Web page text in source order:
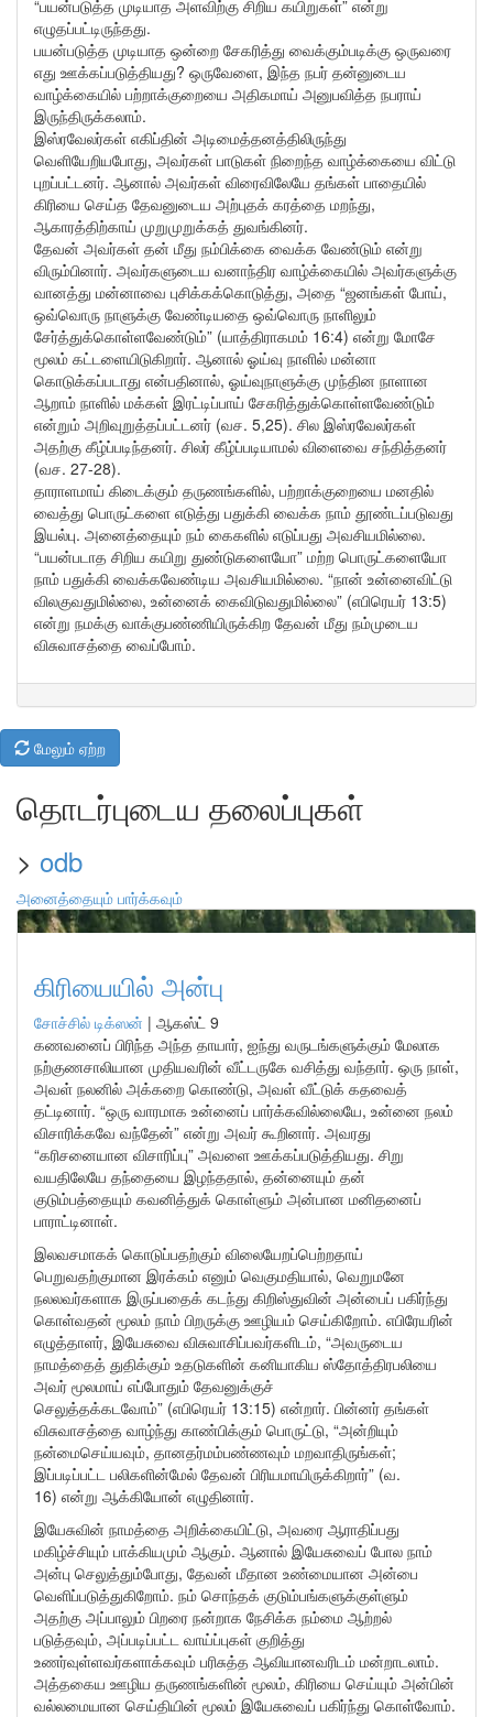
“பயன்படுத்த முடியாத அளவிற்கு சிறிய கயிறுகள்” என்று
எழுதப்பட்டிருந்தது.
பயன்படுத்த முடியாத ஒன்றை சேகரித்து வைக்கும்படிக்கு ஒருவரை
எது ஊக்கப்படுத்தியது? ஒருவேளை, இந்த நபர் தன்னுடைய
வாழ்க்கையில் பற்றாக்குறையை அதிகமாய் அனுபவித்த நபராய்
இருந்திருக்கலாம்.
இஸ்ரவேலர்கள் எகிப்தின் அடிமைத்தனத்திலிருந்து
வெளியேறியபோது, அவர்கள் பாடுகள் நிறைந்த வாழ்க்கையை விட்டு
புறப்பட்டனர். ஆனால் அவர்கள் விரைவிலேயே தங்கள் பாதையில்
கிரியை செய்த தேவனுடைய அற்புதக் கரத்தை மறந்து,
ஆகாரத்திற்காய் முறுமுறுக்கத் துவங்கினர்.
தேவன் அவர்கள் தன் மீது நம்பிக்கை வைக்க வேண்டும் என்று
விரும்பினார். அவர்களுடைய வனாந்திர வாழ்க்கையில் அவர்களுக்கு
வானத்து மன்னாவை புசிக்கக்கொடுத்து, அதை “ஜனங்கள் போய்,
ஒவ்வொரு நாளுக்கு வேண்டியதை ஒவ்வொரு நாளிலும்
சேர்த்துக்கொள்ளவேண்டும்” (யாத்திராகமம் 16:4) என்று மோசே
மூலம் கட்டளையிடுகிறார். ஆனால் ஓய்வு நாளில் மன்னா
கொடுக்கப்படாது என்பதினால், ஓய்வுநாளுக்கு முந்தின நாளான
ஆறாம் நாளில் மக்கள் இரட்டிப்பாய் சேகரித்துக்கொள்ளவேண்டும்
என்றும் அறிவுறுத்தப்பட்டனர் (வச. 5,25). சில இஸ்ரவேலர்கள்
அதற்கு கீழ்ப்படிந்தனர். சிலர் கீழ்ப்படியாமல் விளைவை சந்தித்தனர்
(வச. 27-28).
தாராளமாய் கிடைக்கும் தருணங்களில், பற்றாக்குறையை மனதில்
வைத்து பொருட்களை எடுத்து பதுக்கி வைக்க நாம் தூண்டப்படுவது
இயல்பு. அனைத்தையும் நம் கைகளில் எடுப்பது அவசியமில்லை.
“பயன்படாத சிறிய கயிறு துண்டுகளையோ” மற்ற பொருட்களையோ
நாம் பதுக்கி வைக்கவேண்டிய அவசியமில்லை. “நான் உன்னைவிட்டு
விலகுவதுமில்லை, உன்னைக் கைவிடுவதுமில்லை” (எபிரெயர் 13:5)
என்று நமக்கு வாக்குபண்ணியிருக்கிற தேவன் மீது நம்முடைய
விசுவாசத்தை வைப்போம்.
மேலும் ஏற்ற
தொடர்புடைய தலைப்புகள்
> odb
அனைத்தையும் பார்க்கவும்
கிரியையில் அன்பு
சோச்சில் டிக்ஸன் | ஆகஸ்ட் 9
கணவனைப் பிரிந்த அந்த தாயார், ஐந்து வருடங்களுக்கும் மேலாக
நற்குணசாலியான முதியவரின் வீட்டருகே வசித்து வந்தார். ஒரு நாள்,
அவள் நலனில் அக்கறை கொண்டு, அவள் வீட்டுக் கதவைத்
தட்டினார். “ஒரு வாரமாக உன்னைப் பார்க்கவில்லையே, உன்னை நலம்
விசாரிக்கவே வந்தேன்” என்று அவர் கூறினார். அவரது
“கரிசனையான விசாரிப்பு” அவளை ஊக்கப்படுத்தியது. சிறு
வயதிலேயே தந்தையை இழந்ததால், தன்னையும் தன்
குடும்பத்தையும் கவனித்துக் கொள்ளும் அன்பான மனிதனைப்
பாராட்டினாள்.
இலவசமாகக் கொடுப்பதற்கும் விலையேறப்பெற்றதாய்
பெறுவதற்குமான இரக்கம் எனும் வெகுமதியால், வெறுமனே
நலலவர்களாக இருப்பதைக் கடந்து கிறிஸ்துவின் அன்பைப் பகிர்ந்து
கொள்வதன் மூலம் நாம் பிறருக்கு ஊழியம் செய்கிறோம். எபிரேயரின்
எழுத்தாளர், இயேசுவை விசுவாசிப்பவர்களிடம், “அவருடைய
நாமத்தைத் துதிக்கும் உதடுகளின் கனியாகிய ஸ்தோத்திரபலியை
அவர் மூலமாய் எப்போதும் தேவனுக்குச்
செலுத்தக்கடவோம்” (எபிரெயர் 13:15) என்றார். பின்னர் தங்கள்
விசுவாசத்தை வாழ்ந்து காண்பிக்கும் பொருட்டு, “அன்றியும்
நன்மைசெய்யவும், தானதர்மம்பண்ணவும் மறவாதிருங்கள்;
இப்படிப்பட்ட பலிகளின்மேல் தேவன் பிரியமாயிருக்கிறார்” (வ.
16) என்று ஆக்கியோன் எழுதினார்.
இயேசுவின் நாமத்தை அறிக்கையிட்டு, அவரை ஆராதிப்பது
மகிழ்ச்சியும் பாக்கியமும் ஆகும். ஆனால் இயேசுவைப் போல நாம்
அன்பு செலுத்தும்போது, தேவன் மீதான உண்மையான அன்பை
வெளிப்படுத்துகிறோம். நம் சொந்தக் குடும்பங்களுக்குள்ளும்
அதற்கு அப்பாலும் பிறரை நன்றாக நேசிக்க நம்மை ஆற்றல்
படுத்தவும், அப்படிப்பட்ட வாய்ப்புகள் குறித்து
உணர்வுள்ளவர்களாக்கவும் பரிசுத்த ஆவியானவரிடம் மன்றாடலாம்.
அத்தகைய ஊழிய தருணங்களின் மூலம், கிரியை செய்யும் அன்பின்
வல்லமையான செய்தியின் மூலம் இயேசுவைப் பகிர்ந்து கொள்வோம்.